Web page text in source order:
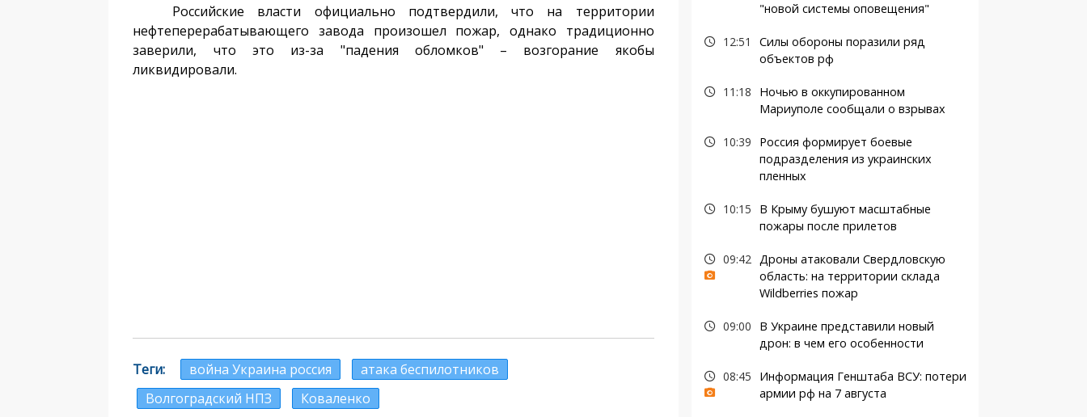
Российские власти официально подтвердили, что на территории
нефтеперерабатывающего завода произошел пожар, однако традиционно
заверили, что это из-за "падения обломков" – возгорание якобы
ликвидировали.
Теги война Украина россия
атака беспилотников
Волгоградский НПЗ
Коваленко
"новой системы оповещения"
12:51
Силы обороны поразили ряд
объектов рф
11:18
Ночью в оккупированном
Мариуполе сообщали о взрывах
10:39
Россия формирует боевые
подразделения из украинских
пленных
10:15
В Крыму бушуют масштабные
пожары после прилетов
09:42 Дроны атаковали Свердловскую
область: на территории склада
Wildberries пожар
09:00
В Украине представили новый
дрон: в чем его особенности
08:45
Информация Генштаба ВСУ: потери
армии рф на 7 августа